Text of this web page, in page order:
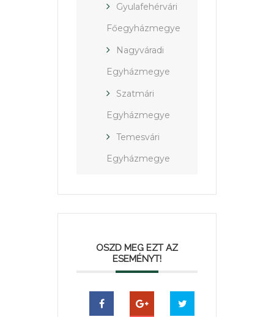
Gyulafehérvári
Főegyházmegye
Nagyváradi
Egyházmegye
Szatmári
Egyházmegye
Temesvári
Egyházmegye
OSZD MEG EZT AZ
ESEMÉNYT!